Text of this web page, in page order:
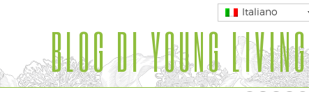
Italiano
BLOG DI YOUNG LIVING